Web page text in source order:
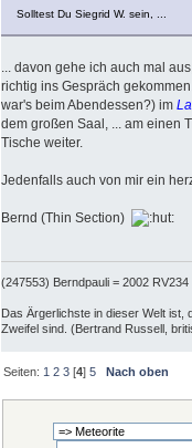
Solltest Du Siegrid W. sein, ...
... davon gehe ich auch mal
richtig ins Gespräch
war's beim Abendessen?) im
dem großen Saal, ... am einen
Tische weiter.
Jedenfalls auch von mir ein
Bernd (Thin Section)
(247553) Berndpauli = 2002 RV234
Das Ärgerlichste in dieser Welt ist,
Zweifel sind. (Bertrand Russell,
Seiten: 1 2 3 [4]5 Nach oben